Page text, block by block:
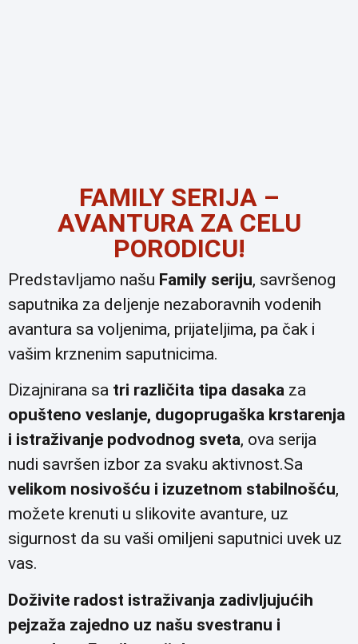
FAMILY SERIJA –
AVANTURA ZA CELU
PORODICU!
Predstavljamo našu Family seriju, savršenog
saputnika za deljenje nezaboravnih vodenih
avantura sa voljenima, prijateljima, pa čak i
vašim krznenim saputnicima.
Dizajnirana sa tri različita tipa dasaka za
opušteno veslanje, dugoprugaška krstarenja
i istraživanje podvodnog sveta, ova serija
nudi savršen izbor za svaku aktivnost.Sa
velikom nosivošću i izuzetnom stabilnošću,
možete krenuti u slikovite avanture, uz
sigurnost da su vaši omiljeni saputnici uvek uz
vas.
Doživite radost istraživanja zadivljujućih
pejzaža zajedno uz našu svestranu i